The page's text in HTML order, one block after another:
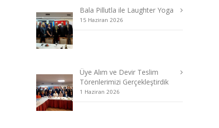
Bala Pillutla ile Laughter Yoga
15 Haziran 2026
Üye Alım ve Devir Teslim
Törenlerimizi Gerçekleştirdik
1 Haziran 2026